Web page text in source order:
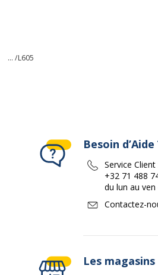
... /L605
Besoin d’Aide
Service Client
+32 71 488
du lun au
Contactez-
Les magasins